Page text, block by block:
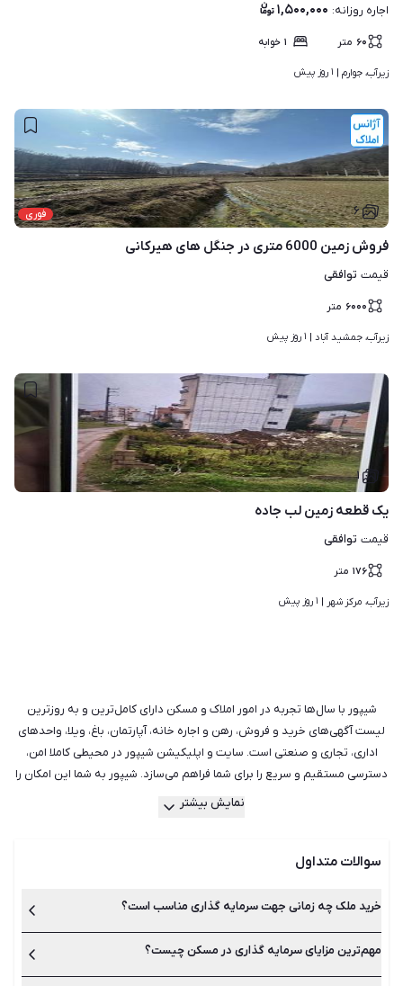
اجاره روزانه: ۱,۵۰۰,۰۰۰
۶۰ متر ۱ خوابه
زیرآب، جوارم | ۱ روز پیش
فوری ۶
فروش زمین 6000 متری در جنگل های هیرکانی
قیمت توافقی
۶۰۰۰ متر
زیرآب، جمشید آباد | ۱ روز پیش
۱
یک قطعه زمین لب جاده
قیمت توافقی
۱۷۶ متر
زیرآب، مرکز شهر | ۱ روز پیش
شیپور با سال‌ها تجربه در امور املاک و مسکن دارای کامل‌ترین و به روزترین
لیست آگهی‌های خرید و فروش، رهن و اجاره خانه، آپارتمان، باغ، ویلا، واحدهای
اداری، تجاری و صنعتی است. سایت و اپلیکیشن شیپور در محیطی کاملا امن،
دسترسی مستقیم و سریع را برای شما فراهم می‌سازد. شیپور به شما این امکان را
می‌دهد تا بهترین و مجرب‌ترین مشاورین املاک در ایران را شناسایی کرده و از
و مالک هستید نیز با ثبت آگهی در قسمت املاک شیپور، می‌توانید باعث بیشتر
هستید یا رهن و اجاره، شیپور به شما کمک می‌کند تا با جست‌وجو میان هزاران
نمایش بیشتر
سوالات متداول
خرید ملک چه زمانی جهت سرمایه گذاری مناسب است؟
زمان رکود بازار مسکن، بهترین زمان برای خرید ملک است. در زمان رکود،
بنابراین این فرصت را دارید که ملکی را با قیمت مناسب پیدا کنید.
مهم‌ترین مزایای سرمایه گذاری در مسکن چیست؟